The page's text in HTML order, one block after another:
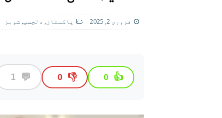
سی ڈی اے نے کرکٹ
[ اگست 7, 2026 ] اسپیس ایکس راکٹ فروری 2, 2025 پاکستان, دلچسپ, شوبز
👍
0
👎
0
💬
1